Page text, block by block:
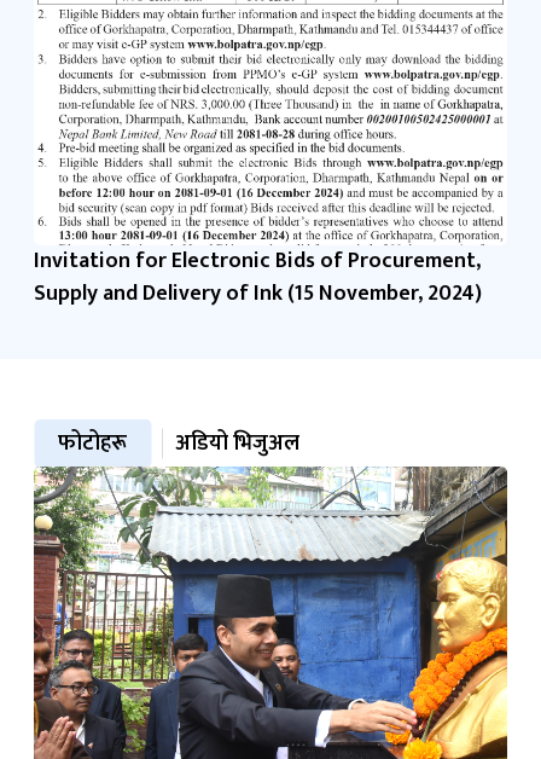
Invitation for Electronic Bids of Procurement,
Supply and Delivery of Ink (15 November, 2024)
फोटोहरू अडियो भिजुअल